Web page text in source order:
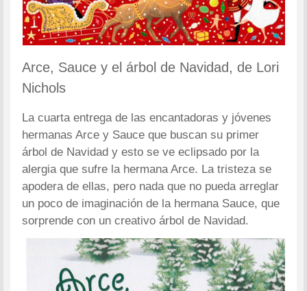
Arce, Sauce y el árbol de Navidad, de Lori
Nichols
La cuarta entrega de las encantadoras y jóvenes
hermanas Arce y Sauce que buscan su primer
árbol de Navidad y esto se ve eclipsado por la
alergia que sufre la hermana Arce. La tristeza se
apodera de ellas, pero nada que no pueda arreglar
un poco de imaginación de la hermana Sauce, que
sorprende con un creativo árbol de Navidad.